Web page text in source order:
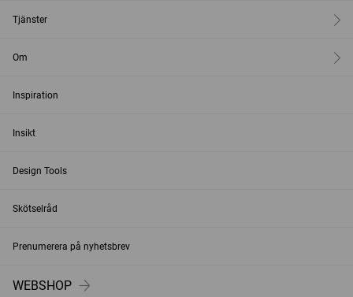
Tjänster
Om
Inspiration
Insikt
Design Tools
Skötselråd
Prenumerera på nyhetsbrev
WEBSHOP